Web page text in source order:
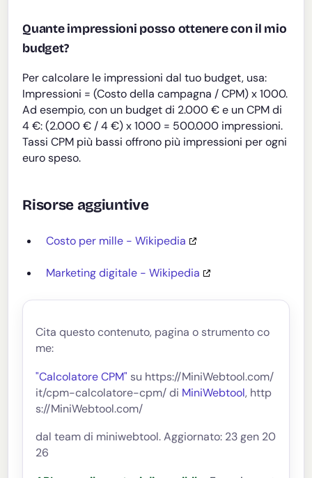
Quante impressioni posso ottenere con il mio
budget?
Per calcolare le impressioni dal tuo budget, usa:
Impressioni = (Costo della campagna / CPM) x 1000.
Ad esempio, con un budget di 2.000 € e un CPM di
4 €: (2.000 € / 4 €) x 1000 = 500.000 impressioni.
Tassi CPM più bassi offrono più impressioni per ogni
euro speso.
Risorse aggiuntive
Costo per mille - Wikipedia
Marketing digitale - Wikipedia
Cita questo contenuto, pagina o strumento co
me:
"Calcolatore CPM" su https://MiniWebtool.com/
it/cpm-calcolatore-cpm/ di MiniWebtool, http
s://MiniWebtool.com/
dal team di miniwebtool. Aggiornato: 23 gen 20
26